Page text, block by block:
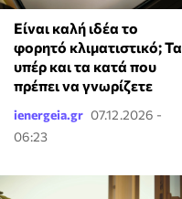
Είναι καλή ιδέα το
φορητό κλιματιστικό; Τα
υπέρ και τα κατά που
πρέπει να γνωρίζετε
ienergeia.gr 07.12.2026 -
06:23